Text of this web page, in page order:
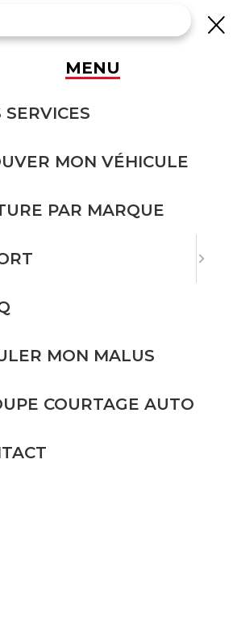
KANGOO
OCCASION
choix de renault essence dans
Un import sans effort avec
Courtage Auto.
VOTRE RECHERCHE
MENU
SERVICES
MON VÉHICULE
PAR MARQUE
MON MALUS
COURTAGE AUTO